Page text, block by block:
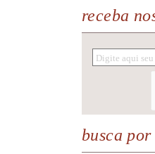
receba
busca por